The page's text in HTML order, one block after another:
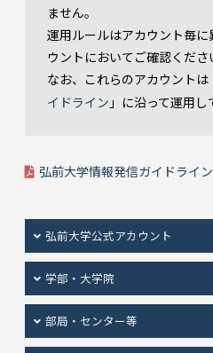
ません。
運用ルールはアカウント毎
ウントにおいてご確認くださ
なお、これらのアカウントは
イドライン 」に沿って運用し
弘前大学情報発信ガイドライン
弘前大学公式アカウント
学部・大学院
部局・センター等